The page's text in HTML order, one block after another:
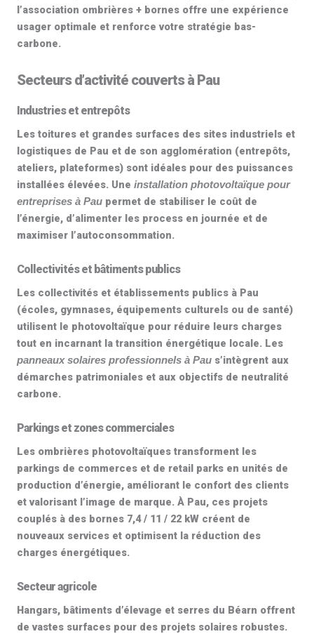
l’association ombrières + bornes offre une expérience
usager optimale et renforce votre stratégie bas-
carbone.
Secteurs d’activité couverts à Pau
Industries et entrepôts
Les toitures et grandes surfaces des sites industriels et
logistiques de Pau et de son agglomération (entrepôts,
ateliers, plateformes) sont idéales pour des puissances
installées élevées. Une installation photovoltaïque pour
entreprises à Pau permet de stabiliser le coût de
l’énergie, d’alimenter les process en journée et de
maximiser l’autoconsommation.
Collectivités et bâtiments publics
Les collectivités et établissements publics à Pau
(écoles, gymnases, équipements culturels ou de santé)
utilisent le photovoltaïque pour réduire leurs charges
tout en incarnant la transition énergétique locale. Les
panneaux solaires professionnels à Pau s’intègrent aux
démarches patrimoniales et aux objectifs de neutralité
carbone.
Parkings et zones commerciales
Les ombrières photovoltaïques transforment les
parkings de commerces et de retail parks en unités de
production d’énergie, améliorant le confort des clients
et valorisant l’image de marque. À Pau, ces projets
couplés à des bornes 7,4 / 11 / 22 kW créent de
nouveaux services et optimisent la réduction des
charges énergétiques.
Secteur agricole
Hangars, bâtiments d’élevage et serres du Béarn offrent
de vastes surfaces pour des projets solaires robustes.